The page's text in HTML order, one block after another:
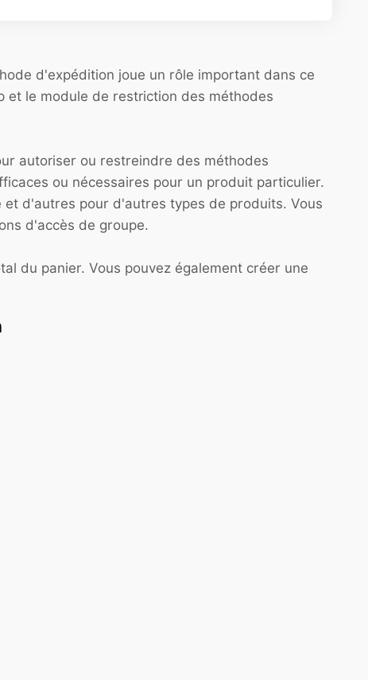
d'expédition joue un rôle important dans ce
et le module de restriction des méthodes
autoriser ou restreindre des méthodes
ou nécessaires pour un produit particulier.
d'autres pour d'autres types de produits. Vous
d'accès de groupe.
du panier. Vous pouvez également créer une